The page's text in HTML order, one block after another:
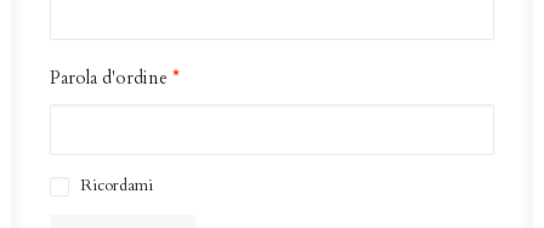
Parola d'ordine *
Ricordami